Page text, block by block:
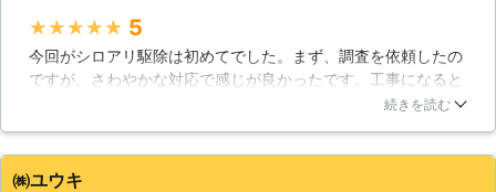
て調査を行います。分かりやすく丁寧
な言葉遣いと説明を心がけています。
【弊社ならではのサービス】 一般的
な木造の在来工法を始め、2×4・パネ
ル構法・ログハウス・鉄骨造・鉄筋コ
★★★★★ 5
今回がシロアリ駆除は初めてでした。まず、調査を依頼したの
ですが、さわやかな対応で感じが良かったです。工事になると
聞いた時は驚きましたが、丁寧な説明で、納得できました。定
りました。ありがとうございます。
続きを読む
㈱ユウキ